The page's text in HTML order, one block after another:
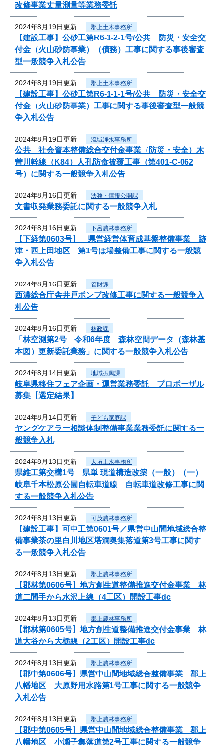
改修事業丈量測量等業務委託
2024年8月19日更新 郡上土木事務所
【建設工事】公砂工第R6-1-2-1号/公共 防災・安全交
付金（火山砂防事業）（債務）工事に関する事後審査
型一般競争入札公告
2024年8月19日更新 郡上土木事務所
【建設工事】公砂工第R6-1-1-1号/公共 防災・安全交
付金（火山砂防事業）工事に関する事後審査型一般競
争入札公告
2024年8月19日更新 流域浄水事務所
公共 社会資本整備総合交付金事業（防災・安全）木
曽川幹線（K84）人孔防食被覆工事（第401-C-062
号）に関する一般競争入札公告
2024年8月16日更新 法務・情報公開課
文書収発業務委託に関する一般競争入札
2024年8月16日更新 下呂農林事務所
【下経第0603号】 県営経営体育成基盤整備事業 跡
津・西上田地区 第1号ほ場整備工事に関する一般競
争入札公告
2024年8月16日更新 管財課
西濃総合庁舎井戸ポンプ改修工事に関する一般競争入
札公告
2024年8月16日更新 林政課
「林空測第2号 令和6年度 森林空間データ（森林基
本図）更新委託業務」に関する一般競争入札公告
2024年8月14日更新 地域振興課
岐阜県移住フェア企画・運営業務委託 プロポーザル
募集【選定結果】
2024年8月14日更新 子ども家庭課
ヤングケアラー相談体制整備事業業務委託に関する一
般競争入札
2024年8月13日更新 大垣土木事務所
県維工第交構1号 県単 現道構造改築（一般）（一）
岐阜千本松原公園自転車道線 自転車道改修工事に関
する一般競争入札公告
2024年8月13日更新 可茂農林事務所
【建設工事】可中工第0601号／県営中山間地域総合整
備事業茶の里白川地区塔洞奥集落道第3号工事に関す
る一般競争入札公告
2024年8月13日更新 郡上農林事務所
【郡林第0606号】地方創生道整備推進交付金事業 林
道二間手から水沢上線（4工区）開設工事dc
2024年8月13日更新 郡上農林事務所
【郡林第0605号】地方創生道整備推進交付金事業 林
道大谷から大栃線（2工区）開設工事dc
2024年8月13日更新 郡上農林事務所
【郡中第0606号】県営中山間地域総合整備事業 郡上
八幡地区 大原野用水路第1号工事に関する一般競争
入札公告
2024年8月13日更新 郡上農林事務所
【郡中第0605号】県営中山間地域総合整備事業 郡上
八幡地区 小瀬子集落道第2号工事に関する一般競争